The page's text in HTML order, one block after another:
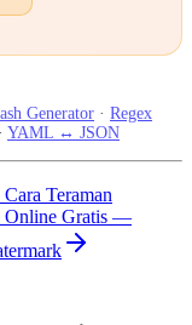
Generator · Regex
· YAML ↔ JSON
Teraman
Online Gratis —